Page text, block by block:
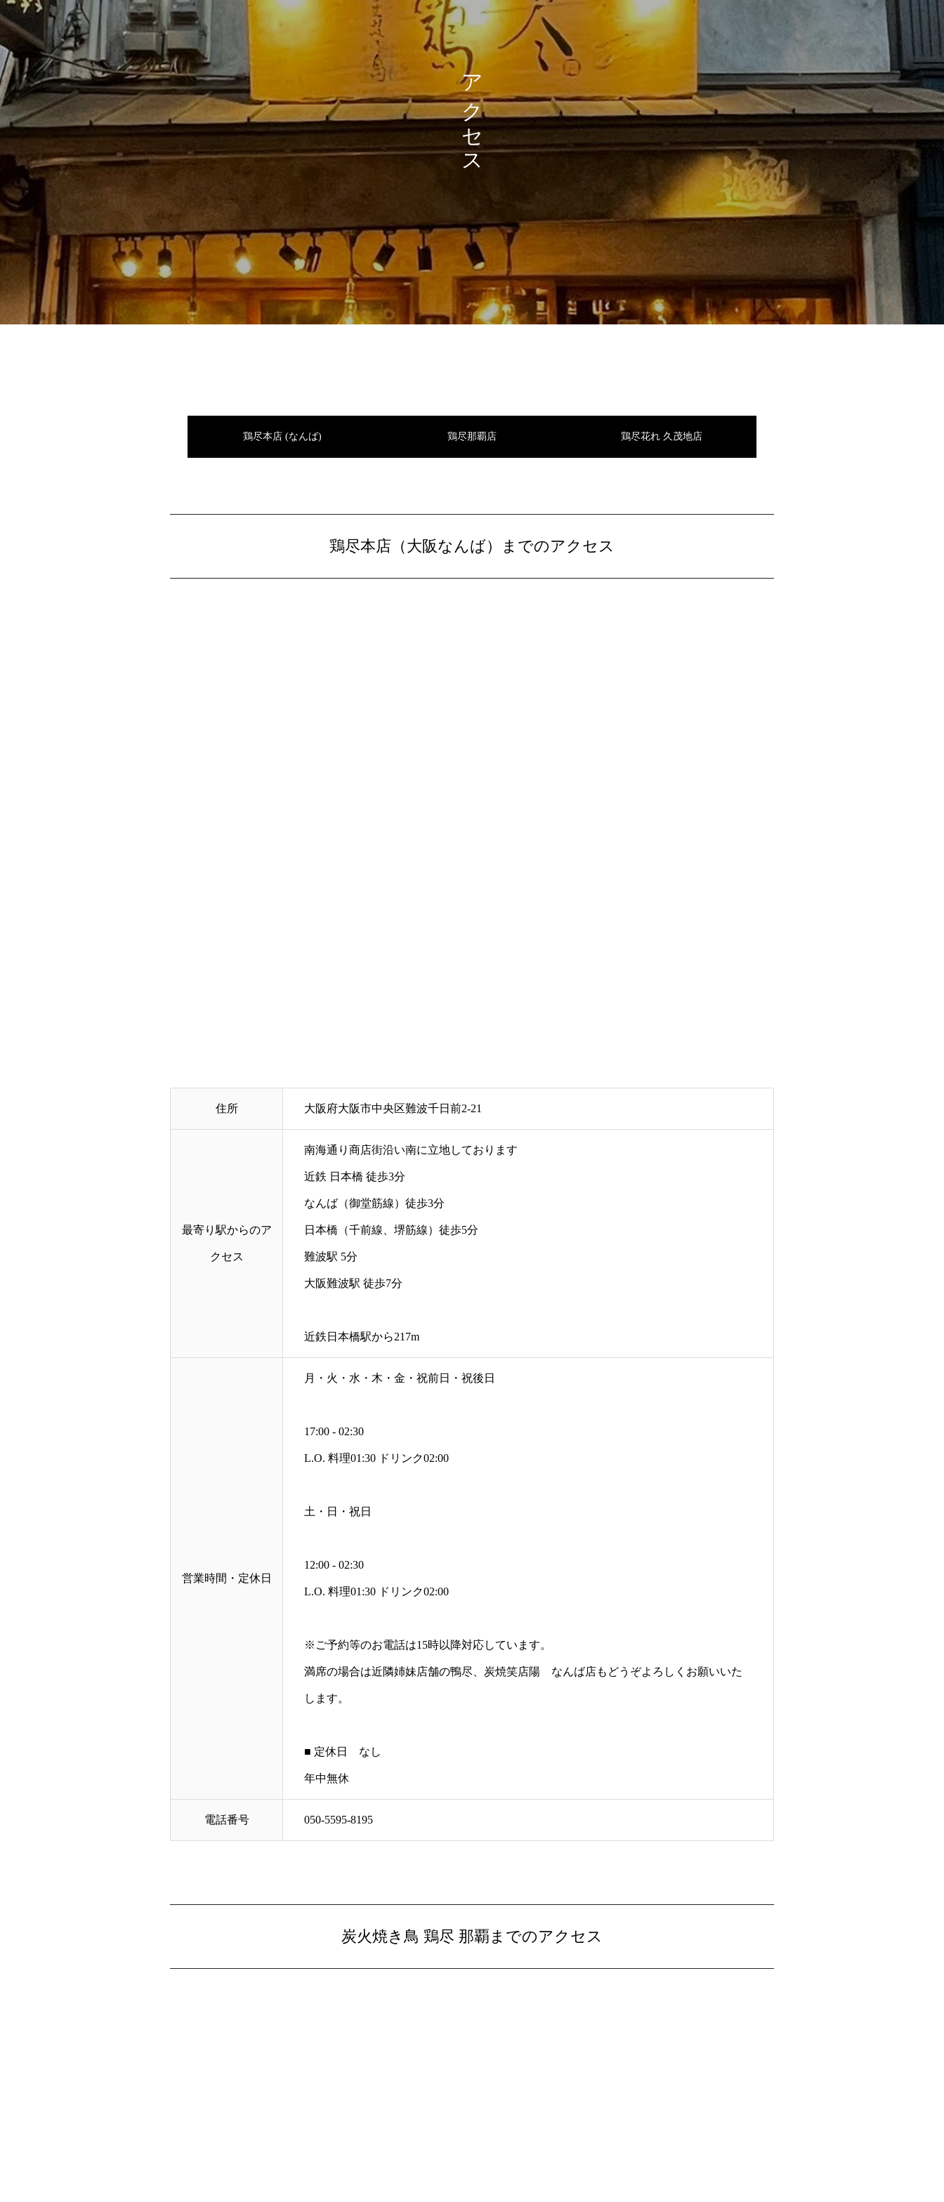
ア
ク
セ
ス
鶏尽本店 (なんば) 鶏尽那覇店 鶏尽花れ 久茂地店
鶏尽本店（大阪なんば）までのアクセス
住所 大阪府大阪市中央区難波千日前2-21
最寄り駅からのア
クセス
南海通り商店街沿い南に立地しております
近鉄 日本橋 徒歩3分
なんば（御堂筋線）徒歩3分
日本橋（千前線、堺筋線）徒歩5分
難波駅 5分
大阪難波駅 徒歩7分
近鉄日本橋駅から217m
営業時間・定休日
月・火・水・木・金・祝前日・祝後日
17:00 - 02:30
L.O. 料理01:30 ドリンク02:00
土・日・祝日
12:00 - 02:30
L.O. 料理01:30 ドリンク02:00
※ご予約等のお電話は15時以降対応しています。
満席の場合は近隣姉妹店舗の鴨尽、炭焼笑店陽 なんば店もどうぞよろしくお願いいた
します。
■ 定休日 なし
年中無休
電話番号 050-5595-8195
炭火焼き鳥 鶏尽 那覇までのアクセス